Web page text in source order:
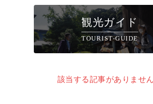
観光ガイド
TOURIST-GUIDE
該当する記事がありません